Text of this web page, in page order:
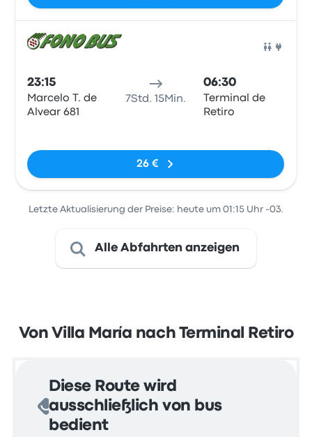
23:15
Marcelo T. de
Alvear 681
7Std. 15Min.
06:30
Terminal de
Retiro
26 €
Letzte Aktualisierung der Preise: heute um 01:15 Uhr -03.
Alle Abfahrten anzeigen
Von Villa María nach Terminal Retiro
Diese Route wird
ausschließlich von bus
bedient